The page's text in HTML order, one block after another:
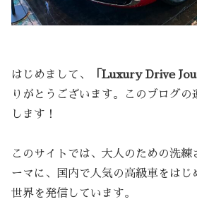
はじめまして、 「Luxury Drive
りがとうございます。このブログ
します！
このサイトでは、大人のための洗練
ーマに、国内で人気の高級車をはじ
世界を発信しています。